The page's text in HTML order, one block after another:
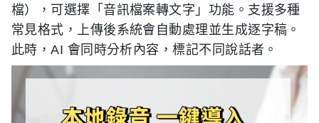
檔），可選擇「音訊檔案轉文字」功能。支援多種
常見格式，上傳後系統會自動處理並生成逐字稿。
此時，AI 會同時分析內容，標記不同說話者。